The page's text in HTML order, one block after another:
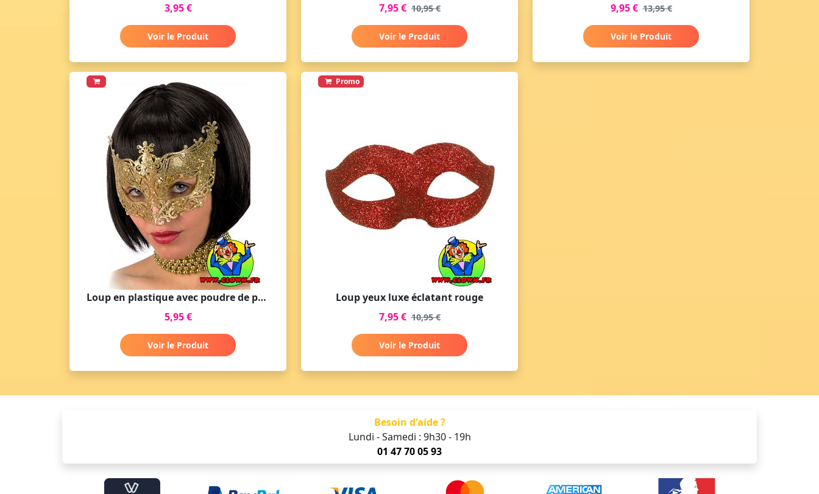
3,95 €
Voir le Produit
7,95 € 10,95 €
Voir le Produit
9,95 € 13,95 €
Voir le Produit
Loup en plastique avec poudre de paillettes dorées
5,95 €
Voir le Produit
Promo
Loup yeux luxe éclatant rouge
7,95 € 10,95 €
Voir le Produit
Besoin d'aide ?
Lundi - Samedi : 9h30 - 19h
01 47 70 05 93